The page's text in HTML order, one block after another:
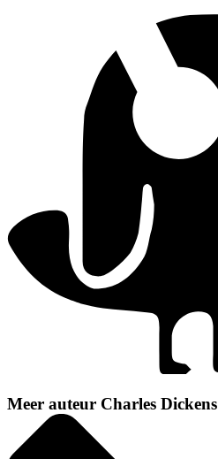
Meer auteur Charles Dickens